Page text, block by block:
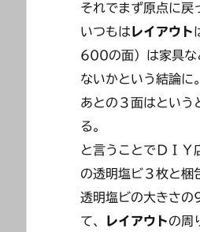
それでまず原点に戻
いつもは レイアウト
600の面）は家具な
ないかという結論に。
あとの３面はという
る。
と言うことでＤＩ
の透明塩ビ３枚と梱
透明塩ビの大きさ
て、
レイアウトの周